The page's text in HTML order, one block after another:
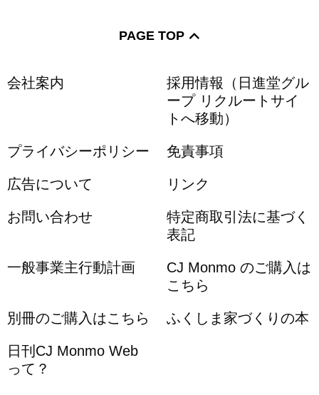
PAGE TOP
会社案内
採用情報（日進堂グル
ープ リクルートサイ
トへ移動）
プライバシーポリシー 免責事項
広告について リンク
お問い合わせ
特定商取引法に基づく
表記
一般事業主行動計画
CJ Monmo のご購入は
こちら
別冊のご購入はこちら ふくしま家づくりの本
日刊CJ Monmo Web
って？